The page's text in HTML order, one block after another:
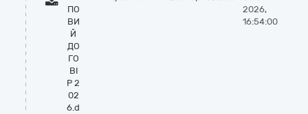
ПО
ВИ
Й
ДО
ГО
ВІ
Р 2
02
6.d
2026,
16:54:00